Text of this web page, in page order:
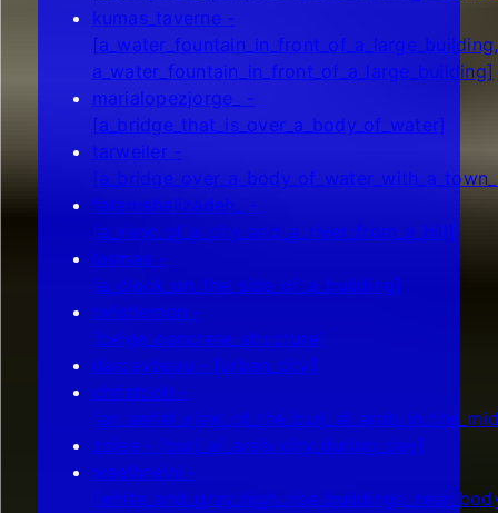
kumas_taverne -
[a_water_fountain_in_front_of_a_large_building,
a_water_fountain_in_front_of_a_large_building]
marialopezjorge_ -
[a_bridge_that_is_over_a_body_of_water]
tarweiler -
fatemehalizadeh_ -
[a_view_of_a_city_and_a_river_from_a_hill]
lasmaa -
[a_clock_on_the_side_of_a_building]
twistlemon -
[beige_concrete_structure]
darceybeau - [urban_city]
christoph -
zqlee - [burj_al_arab, city_during_day]
waelhneini -